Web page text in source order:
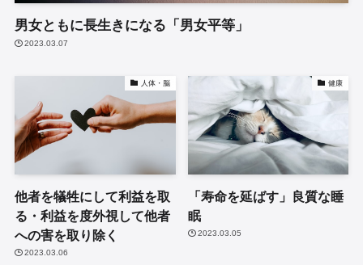
男女ともに長生きになる「男女平等」
2023.03.07
人体・脳
他者を犠牲にして利益を取
る・利益を度外視して他者
への害を取り除く
2023.03.06
健康
「寿命を延ばす」良質な睡
眠
2023.03.05